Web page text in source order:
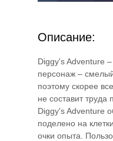
Описание:
Diggy's Adventure
персонаж –
поэтому скорее
не составит труда
Diggy's Adventure
поделено на
очки опыта.